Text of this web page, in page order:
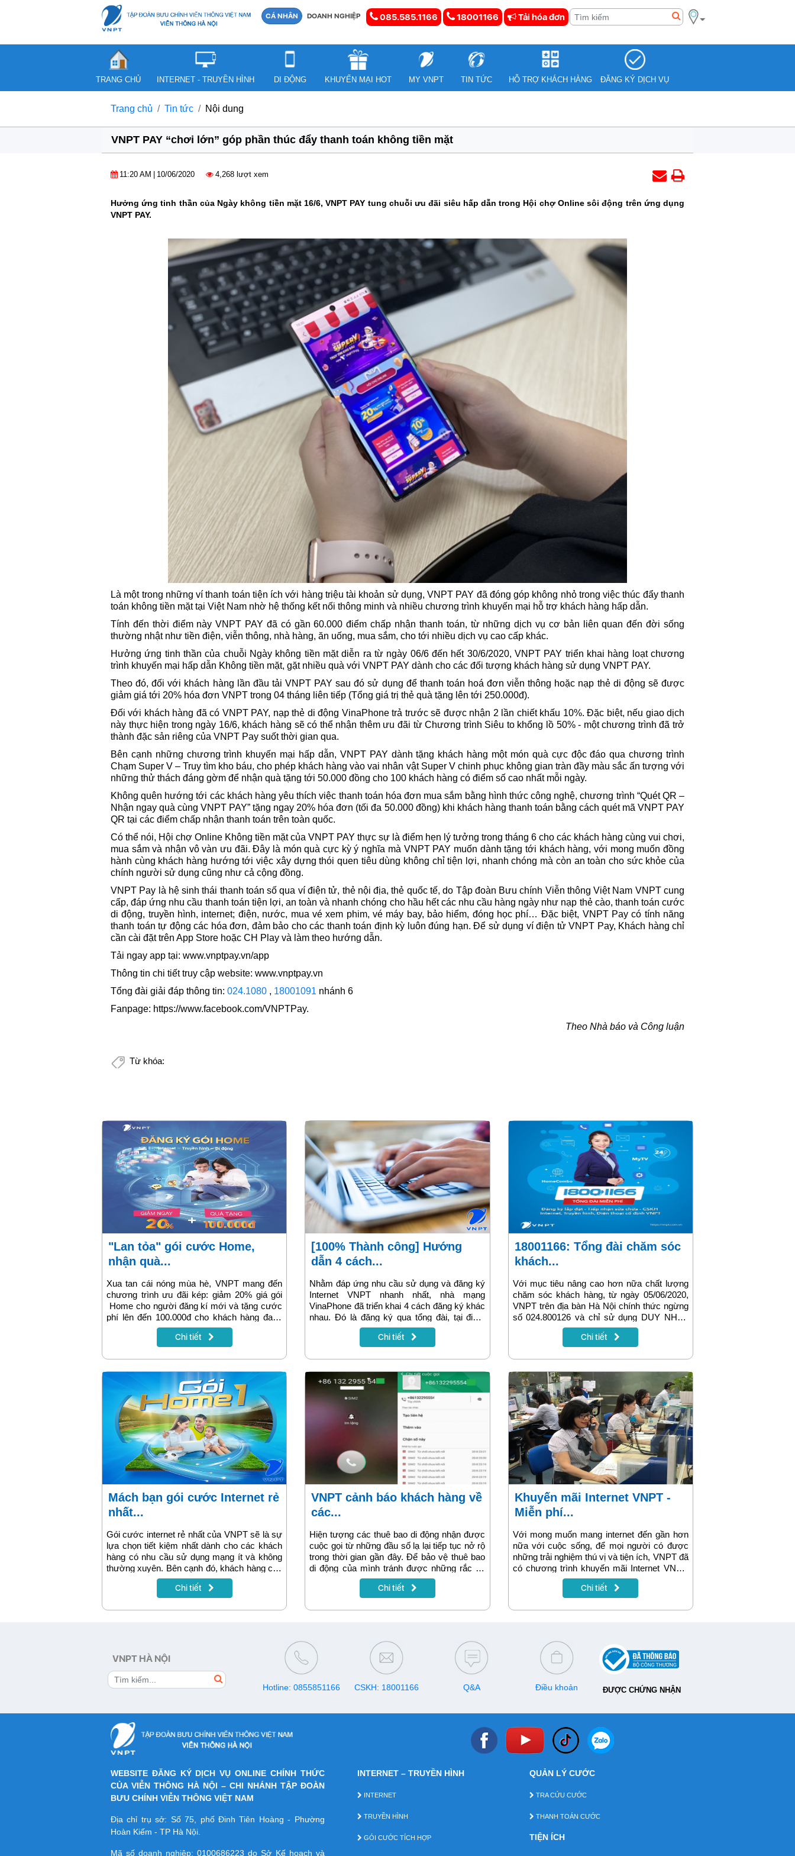
CÁ NHÂN DOANH NGHIỆP 085.585.1166 18001166 Tải hóa đơn
TRANG CHỦ INTERNET - TRUYỀN HÌNH DI ĐỘNG KHUYẾN MẠI HOT MY VNPT TIN TỨC HỖ TRỢ KHÁCH HÀNG ĐĂNG KÝ DỊCH VỤ
Trang chủ Tin tức Nội dung
VNPT PAY “chơi lớn” góp phần thúc đẩy thanh toán không tiền mặt
11:20 AM 10/06/2020 4,268 lượt xem
Hưởng ứng tinh thần của Ngày không tiền mặt 16/6, VNPT PAY tung chuỗi ưu đãi siêu hấp dẫn trong Hội chợ Online sôi động trên ứng dụng
VNPT PAY.
Là một trong những ví thanh toán tiện ích với hàng triệu tài khoản sử dụng, VNPT PAY đã đóng góp không nhỏ trong việc thúc đẩy thanh
toán không tiền mặt tại Việt Nam nhờ hệ thống kết nối thông minh và nhiều chương trình khuyến mại hỗ trợ khách hàng hấp dẫn.
Tính đến thời điểm này VNPT PAY đã có gần 60.000 điểm chấp nhận thanh toán, từ những dịch vụ cơ bản liên quan đến đời sống
thường nhật như tiền điện, viễn thông, nhà hàng, ăn uống, mua sắm, cho tới nhiều dịch vụ cao cấp khác.
Hưởng ứng tinh thần của chuỗi Ngày không tiền mặt diễn ra từ ngày 06/6 đến hết 30/6/2020, VNPT PAY triển khai hàng loạt chương
trình khuyến mại hấp dẫn Không tiền mặt, gặt nhiều quà với VNPT PAY dành cho các đối tượng khách hàng sử dụng VNPT PAY.
Theo đó, đối với khách hàng lần đầu tải VNPT PAY sau đó sử dụng để thanh toán hoá đơn viễn thông hoặc nạp thẻ di động sẽ được
giảm giá tới 20% hóa đơn VNPT trong 04 tháng liên tiếp (Tổng giá trị thẻ quà tặng lên tới 250.000đ).
Đối với khách hàng đã có VNPT PAY, nạp thẻ di động VinaPhone trả trước sẽ được nhận 2 lần chiết khấu 10%. Đặc biệt, nếu giao dịch
này thực hiện trong ngày 16/6, khách hàng sẽ có thể nhận thêm ưu đãi từ Chương trình Siêu to khổng lồ 50% - một chương trình đã trở
thành đặc sản riêng của VNPT Pay suốt thời gian qua.
Bên cạnh những chương trình khuyến mại hấp dẫn, VNPT PAY dành tặng khách hàng một món quà cực độc đáo qua chương trình
Chạm Super V – Truy tìm kho báu, cho phép khách hàng vào vai nhân vật Super V chinh phục không gian tràn đầy màu sắc ấn tượng với
những thử thách đáng gờm để nhận quà tặng tới 50.000 đồng cho 100 khách hàng có điểm số cao nhất mỗi ngày.
Không quên hướng tới các khách hàng yêu thích việc thanh toán hóa đơn mua sắm bằng hình thức công nghệ, chương trình “Quét QR –
Nhận ngay quà cùng VNPT PAY” tặng ngay 20% hóa đơn (tối đa 50.000 đồng) khi khách hàng thanh toán bằng cách quét mã VNPT PAY
QR tại các điểm chấp nhận thanh toán trên toàn quốc.
Có thể nói, Hội chợ Online Không tiền mặt của VNPT PAY thực sự là điểm hẹn lý tưởng trong tháng 6 cho các khách hàng cùng vui chơi,
mua sắm và nhận vô vàn ưu đãi. Đây là món quà cực kỳ ý nghĩa mà VNPT PAY muốn dành tặng tới khách hàng, với mong muốn đồng
hành cùng khách hàng hướng tới việc xây dựng thói quen tiêu dùng không chỉ tiện lợi, nhanh chóng mà còn an toàn cho sức khỏe của
chính người sử dụng cũng như cả cộng đồng.
VNPT Pay là hệ sinh thái thanh toán số qua ví điện tử, thẻ nội địa, thẻ quốc tế, do Tập đoàn Bưu chính Viễn thông Việt Nam VNPT cung
cấp, đáp ứng nhu cầu thanh toán tiện lợi, an toàn và nhanh chóng cho hầu hết các nhu cầu hàng ngày như nạp thẻ cào, thanh toán cước
di động, truyền hình, internet; điện, nước, mua vé xem phim, vé máy bay, bảo hiểm, đóng học phí… Đặc biệt, VNPT Pay có tính năng
thanh toán tự động các hóa đơn, đảm bảo cho các thanh toán định kỳ luôn đúng hạn. Để sử dụng ví điện tử VNPT Pay, Khách hàng chỉ
cần cài đặt trên App Store hoặc CH Play và làm theo hướng dẫn.
Tải ngay app tại: www.vnptpay.vn/app
Thông tin chi tiết truy cập website: www.vnptpay.vn
Tổng đài giải đáp thông tin: 024.1080 , 18001091 nhánh 6
Fanpage: https://www.facebook.com/VNPTPay.
Theo Nhà báo và Công luận
Từ khóa:
"Lan tỏa" gói cước Home,
nhận quà...
Xua tan cái nóng mùa hè, VNPT mang đến
chương trình ưu đãi kép: giảm 20% giá gói
Home cho người đăng kí mới và tặng cước
phí lên đến 100.000đ cho khách hàng đang
sử dụng dịch vụ Internet – Truyền hình của
Chi tiết
[100% Thành công] Hướng
dẫn 4 cách...
Nhằm đáp ứng nhu cầu sử dụng và đăng ký
Internet VNPT nhanh nhất, nhà mạng
VinaPhone đã triển khai 4 cách đăng ký khác
nhau. Đó là đăng ký qua tổng đài, tại điểm
giao dịch, trên website và qua app My VNPT.
Khách hàng có thể lựa chọn hình thức đăng
Internet nhanh chóng.
Chi tiết
18001166: Tổng đài chăm sóc
khách...
Với mục tiêu nâng cao hơn nữa chất lượng
chăm sóc khách hàng, từ ngày 05/06/2020,
VNPT trên địa bàn Hà Nội chính thức ngừng
số 024.800126 và chỉ sử dụng DUY NHẤT
tổng đài miễn phí 18001166.
Chi tiết
Mách bạn gói cước Internet rẻ
nhất...
Gói cước internet rẻ nhất của VNPT sẽ là sự
lựa chọn tiết kiệm nhất dành cho các khách
hàng có nhu cầu sử dụng mạng ít và không
thường xuyên. Bên cạnh đó, khách hàng còn
được tham gia các chương trình khuyến mãi
và quà tặng rất đặc biệt từ VNPT. Để tìm hiểu
nội dung sau đây.
Chi tiết
VNPT cảnh báo khách hàng về
các...
Hiện tượng các thuê bao di động nhận được
cuộc gọi từ những đầu số lạ lại tiếp tục nở rộ
trong thời gian gần đây. Để bảo vệ thuê bao
di động của mình tránh được những rắc rối
không đáng có, VNPT khuyến nghị khách
hàng cần cảnh giác cao độ trước những
Chi tiết
Khuyến mãi Internet VNPT -
Miễn phí...
Với mong muốn mang internet đến gần hơn
nữa với cuộc sống, để mọi người có được
những trải nghiệm thú vị và tiện ích, VNPT đã
có chương trình khuyến mãi Internet VNPT:
miễn phí lắp đặt, tặng cước sử dụng….. Để
biết chi tiết những ưu đãi mà VNPT mang lại
với bài viết sau đây.
Chi tiết
VNPT HÀ NỘI
Hotline: 0855851166 CSKH: 18001166 Q&A Điều khoản ĐƯỢC CHỨNG NHẬN
WEBSITE ĐĂNG KÝ DỊCH VỤ ONLINE CHÍNH THỨC
CỦA VIỄN THÔNG HÀ NỘI – CHI NHÁNH TẬP ĐOÀN
BƯU CHÍNH VIỄN THÔNG VIỆT NAM
Địa chỉ trụ sở: Số 75, phố Đinh Tiên Hoàng - Phường
Hoàn Kiếm - TP Hà Nội.
Mã số doanh nghiệp:0100686223 do Sở Kế hoạch và
INTERNET – TRUYỀN HÌNH
INTERNET
TRUYỀN HÌNH
GÓI CƯỚC TÍCH HỢP
QUẢN LÝ CƯỚC
TRA CỨU CƯỚC
THANH TOÁN CƯỚC
TIỆN ÍCH